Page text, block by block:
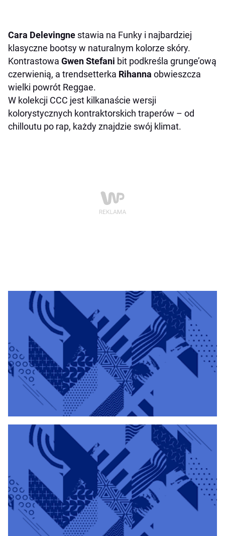
Cara Delevingne stawia na Funky i najbardziej
klasyczne bootsy w naturalnym kolorze skóry.
Kontrastowa Gwen Stefani bit podkreśla grunge’ową
czerwienią, a trendsetterka Rihanna obwieszcza
wielki powrót Reggae.
W kolekcji CCC jest kilkanaście wersji
kolorystycznych kontraktorskich traperów – od
chilloutu po rap, każdy znajdzie swój klimat.